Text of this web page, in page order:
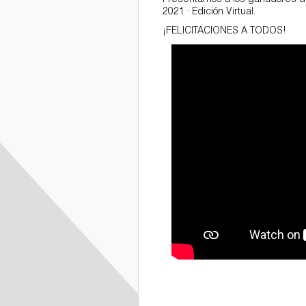
Documentarios
2021 · Edición Virtual.
¡FELICITACIONES A TODOS!